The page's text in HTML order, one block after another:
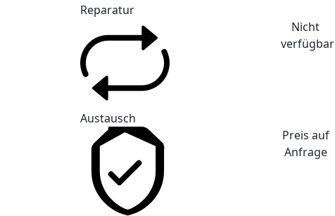
Reparatur
Austausch
Nicht
verfügbar
Preis auf
Anfrage